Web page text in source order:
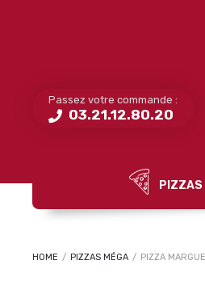
Passez votre commande :
03.21.12.80.20
PIZZAS
HOME / PIZZAS MÉGA / PIZZA